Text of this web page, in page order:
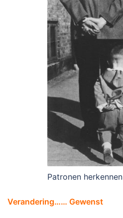
Patronen herkennen
Verandering…… Gewenst